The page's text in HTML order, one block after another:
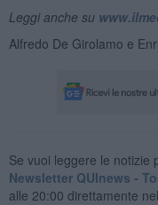
Leggi anche su
Alfredo De Girolamo e
Se vuoi leggere le notizie
Newsletter QUInews -
alle 20:00 direttamente